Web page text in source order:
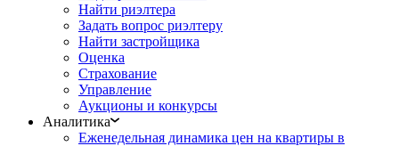
Найти риэлтера
Задать вопрос риэлтеру
Найти застройщика
Оценка
Страхование
Управление
Аукционы и конкурсы
Аналитика
Еженедельная динамика цен на квартиры в